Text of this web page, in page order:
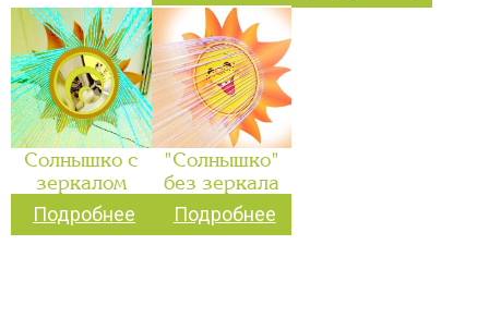
Солнышко с
зеркалом
Подробнее
"Солнышко"
без зеркала
Подробнее